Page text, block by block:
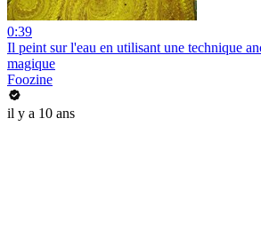
0:39
Il peint sur l'eau en utilisant une technique
magique
Foozine
il y a 10 ans